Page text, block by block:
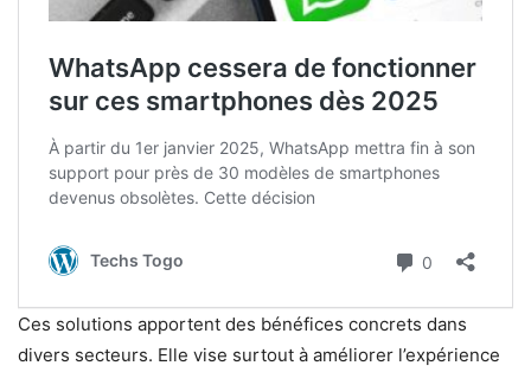
Ces solutions apportent des bénéfices concrets dans
divers secteurs. Elle vise surtout à améliorer l’expérience